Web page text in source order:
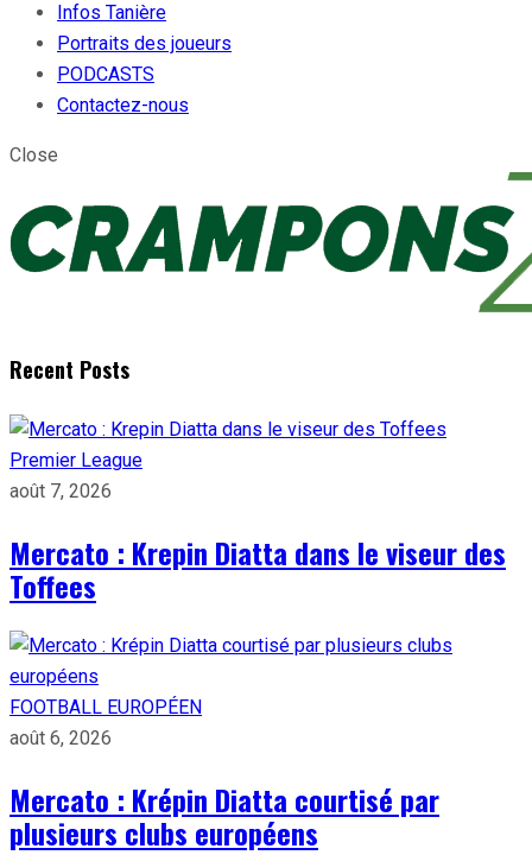
Infos Tanière
Portraits des joueurs
PODCASTS
Contactez-nous
Close
Recent Posts
Premier League
août 7, 2026
Mercato : Krepin Diatta dans le viseur des
Toffees
FOOTBALL EUROPÉEN
août 6, 2026
Mercato : Krépin Diatta courtisé par
plusieurs clubs européens